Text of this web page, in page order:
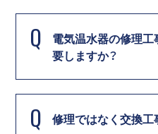
Q
電気温水器の修理
要しますか？
Q 修理ではなく交換工